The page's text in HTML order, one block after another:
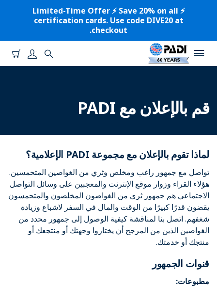
⚡️ Limited-Time Offer ⚡️ Save 20% on all
certification cards. Use code DIVE20 at
checkout.
قم بالإعلان مع PADI
لماذا تقوم بالإعلان مع مجموعة PADI الإعلامية؟
تواصل مع جمهور راغب ومخلص وثري من الغواصين المتحمسين.
هؤلاء القراء وزوار موقع الإنترنت والمعجبين على وسائل التواصل
الاجتماعي هم جمهور ثري من الغواصون المخلصون والمتحمسون
يقضون قدرًا كبيرًا من الوقت والمال في السفر لاشباع وزيادة
شغفهم. اتصل بنا لمناقشة كيفية الوصول إلى جمهور محدد من
الغواصين الذين من المرجح أن يختاروا وجهتك أو منتجعك أو
منتجك أو خدمتك.
قنوات الجمهور
مطبوعات: